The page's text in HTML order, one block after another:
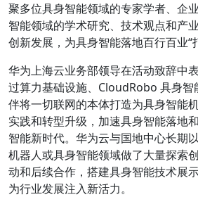
聚多位具身智能领域的专家学者、企
智能领域的学术研究、技术观点和产
创新发展，为具身智能落地百行百业“
华为上海云业务部领导在活动致辞中
过算力基础设施、CloudRobo 具身智
伴将一切联网的本体打造为具身智能
实践和转型升级，加速具身智能落地
智能新时代。华为云与国地中心长期
机器人或具身智能领域做了大量探索
动和后续合作，搭建具身智能技术展
为行业发展注入新活力。